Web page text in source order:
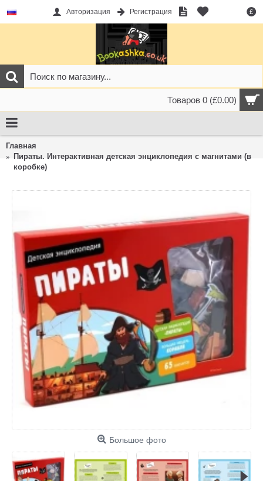
£
Авторизация Регистрация
Товаров 0 (£0.00)
Главная
Пираты. Интерактивная детская энциклопедия с магнитами (в
коробке)
Большое фото